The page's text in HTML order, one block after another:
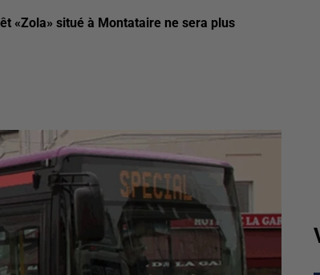
«Zola» situé à Montataire ne sera plus